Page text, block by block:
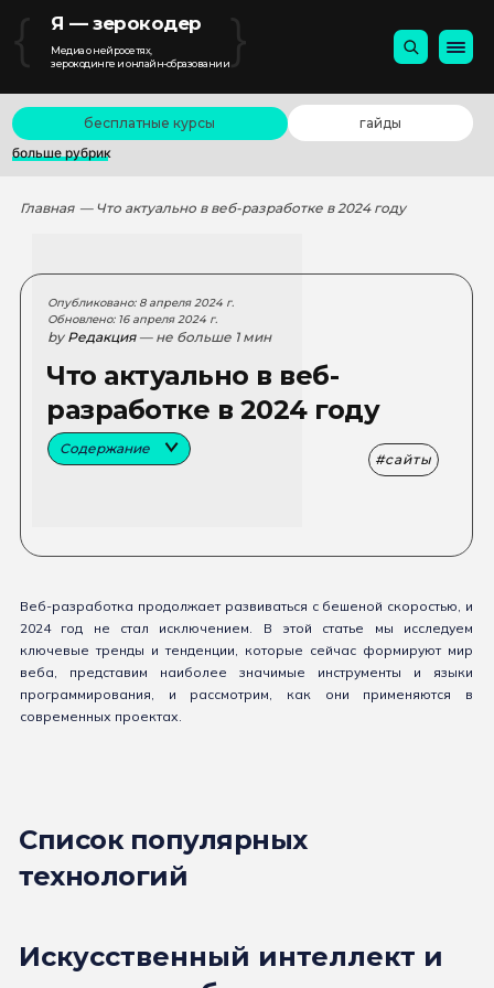
{ Я — зерокодер
Медиа о нейросетях,
зерокодинге и онлайн-образовании}
бесплатные курсы
гайды
больше рубрик
Главная — Что актуально в веб-разработке в 2024 году
Опубликовано: 8 апреля 2024 г.
Обновлено: 16 апреля 2024 г.
by Редакция — не больше 1 мин
Что актуально в веб-
разработке в 2024 году
Содержание
сайты
Веб-разработка продолжает развиваться с бешеной скоростью, и
2024 год не стал исключением. В этой статье мы исследуем
ключевые тренды и тенденции, которые сейчас формируют мир
веба, представим наиболее значимые инструменты и языки
программирования, и рассмотрим, как они применяются в
современных проектах.
Список популярных
технологий
Искусственный интеллект и